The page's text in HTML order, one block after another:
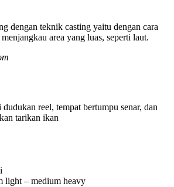
dengan teknik casting yaitu dengan cara
area yang luas, seperti laut.
dudukan reel, tempat bertumpu senar, dan
tarikan ikan
light – medium heavy